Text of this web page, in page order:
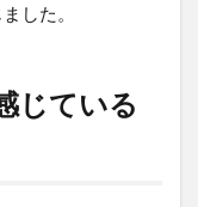
した。
じている